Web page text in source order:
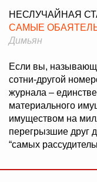
НЕСЛУЧАЙНАЯ
САМЫЕ
Димьян
Если вы,
сотни-другой
журнала –
материального
имуществом на
перегрызшие друг
“самых